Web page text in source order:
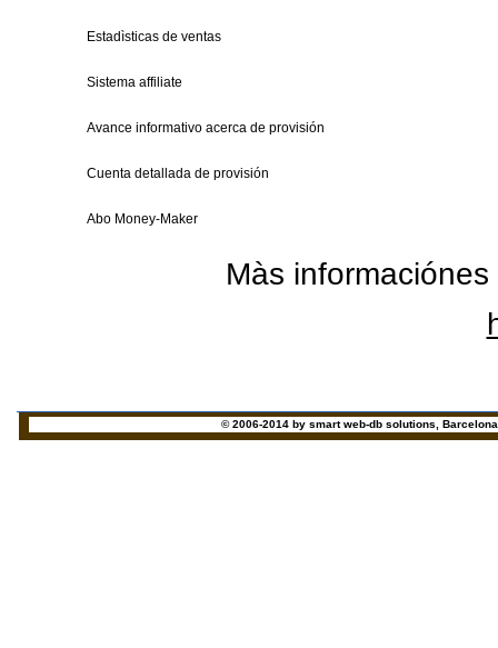
Estadìsticas de ventas
Sistema affiliate
Avance informativo acerca de provisión
Cuenta detallada de provisión
Abo Money-Maker
Màs
© 2006-2014 by smart web-db solutions,